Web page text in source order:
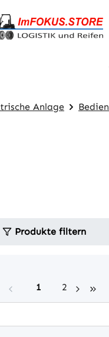
Anlage
Produkte filtern
Seite
1 Seite
2